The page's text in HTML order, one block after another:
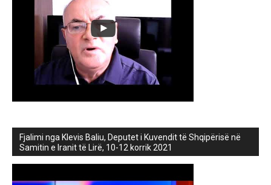
Fjalimi nga Klevis Baliu, Deputet i Kuvendit të Shqipërisë në
Samitin e Iranit të Lirë, 10-12 korrik 2021